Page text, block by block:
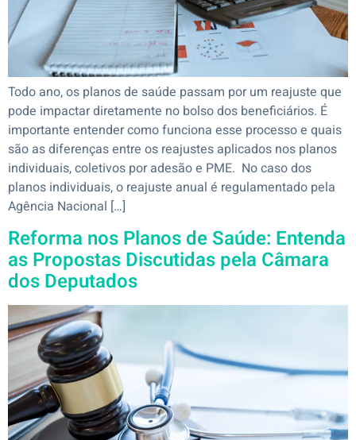
Todo ano, os planos de saúde passam por um reajuste que
pode impactar diretamente no bolso dos beneficiários. É
importante entender como funciona esse processo e quais
são as diferenças entre os reajustes aplicados nos planos
individuais, coletivos por adesão e PME. No caso dos
planos individuais, o reajuste anual é regulamentado pela
Agência Nacional […]
Reforma nos Planos de Saúde: Entenda
as Propostas Discutidas pela Câmara
dos Deputados